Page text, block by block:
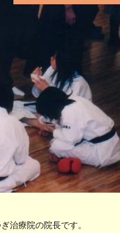
治療院の院長です。